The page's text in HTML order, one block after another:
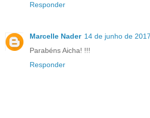
Responder
Marcelle Nader 14 de junho de
Parabéns Aicha! !!!
Responder